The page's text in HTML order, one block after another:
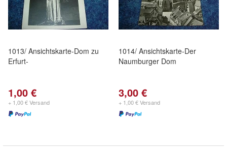
1013/ Ansichtskarte-Dom zu
Erfurt-
1,00 €
+ 1,00 € Versand
1014/ Ansichtskarte-Der
Naumburger Dom
3,00 €
+ 1,00 € Versand